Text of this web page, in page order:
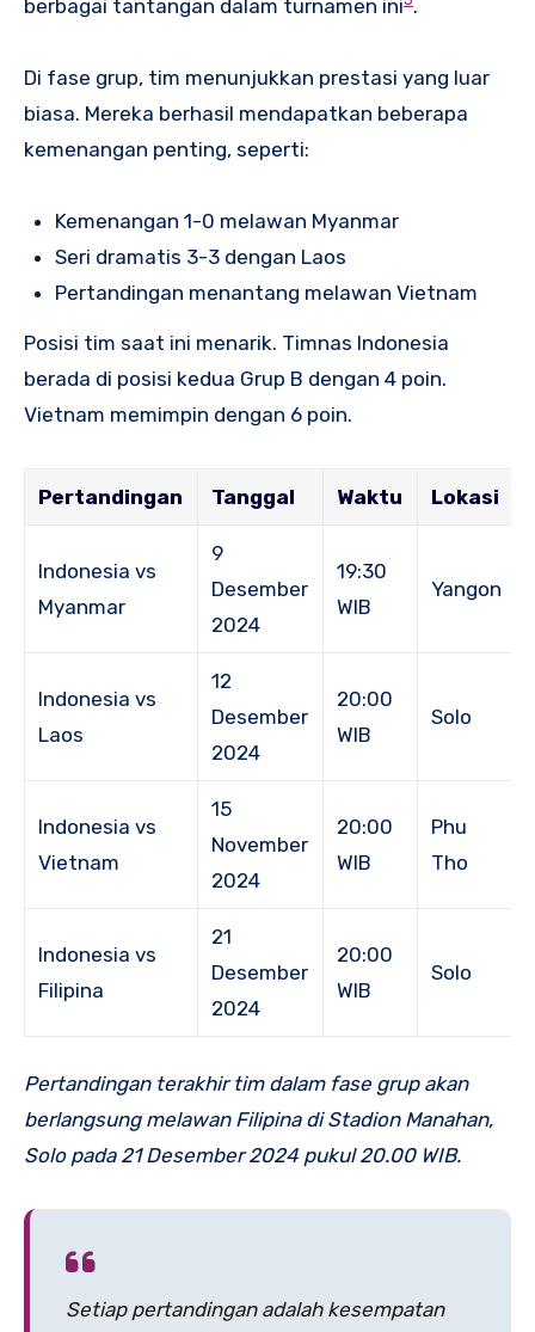
berbagai tantangan dalam turnamen ini .
Di fase grup, tim menunjukkan prestasi yang luar
biasa. Mereka berhasil mendapatkan beberapa
kemenangan penting, seperti:
Kemenangan 1-0 melawan Myanmar
Seri dramatis 3-3 dengan Laos
Pertandingan menantang melawan Vietnam
Posisi tim saat ini menarik. Timnas Indonesia
berada di posisi kedua Grup B dengan 4 poin.
Vietnam memimpin dengan 6 poin.
Pertandingan Tanggal Waktu Lokasi
Indonesia vs
Myanmar
9
Desember
2024
19:30
WIB
Yangon
Indonesia vs
Laos
12
Desember
2024
20:00
WIB
Solo
Indonesia vs
Vietnam
15
November
2024
20:00
WIB
Phu
Tho
Indonesia vs
Filipina
21
Desember
2024
20:00
WIB
Solo
Pertandingan terakhir tim dalam fase grup akan
berlangsung melawan Filipina di Stadion Manahan,
Solo pada 21 Desember 2024 pukul 20.00 WIB.
Setiap pertandingan adalah kesempatan